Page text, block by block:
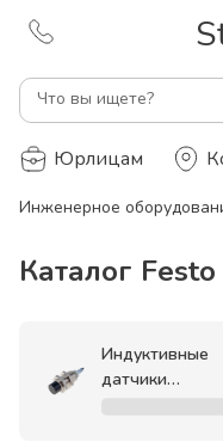
Что вы ищете?
Юрлицам
Инженерное
Каталог Festo
Индуктивные
датчики